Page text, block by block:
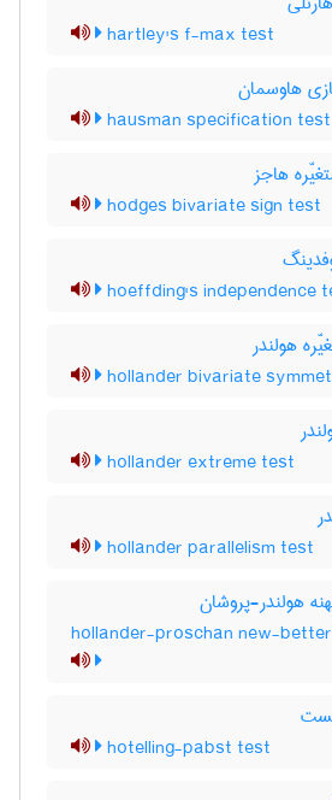
hartley's f-max test
هاوسمان
hausman specification test
هاجز
hodges bivariate sign test
hoeffding's independence
هولندر
hollander bivariate
hollander extreme test
hollander parallelism test
هولندر-پروشان
hollander-proschan new-
hotelling-pabst test